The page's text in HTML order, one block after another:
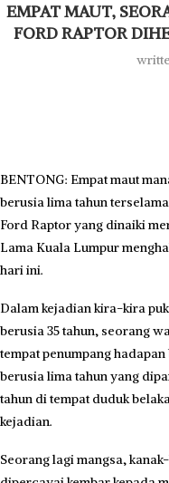
EMPAT MAUT,
FORD RAPTOR
BENTONG: Empat maut
berusia lima tahun
Ford Raptor yang dinaiki
Lama Kuala Lumpur
hari ini.
Dalam kejadian kira-kira
berusia 35 tahun, seorang
tempat penumpang
berusia lima tahun yang
tahun di tempat duduk
kejadian.
Seorang lagi mangsa,